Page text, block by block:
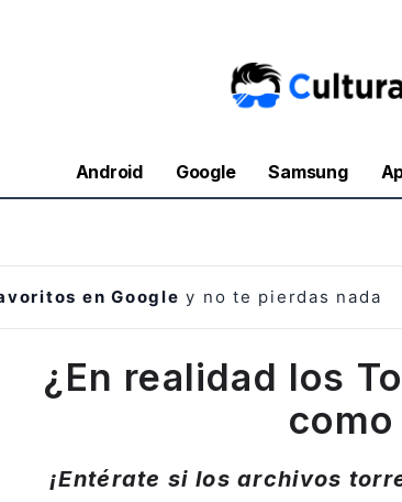
Android Google Samsung
en Google y no te pierdas nada
¿En realidad los
¡Entérate si los archivos